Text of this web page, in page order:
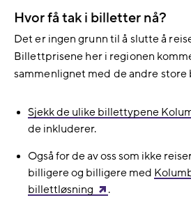
Hvor få tak i billetter nå?
Det er ingen grunn til å slutte å
Billettprisene her i regionen
sammenlignet med de andre store
Sjekk de ulike billettypene
de inkluderer.
Også for de av oss som ikke
billigere og billigere med
billettløsning
.